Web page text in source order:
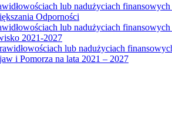
lub nadużyciach
Odporności
lub nadużyciach
2021-2027
lub nadużyciach
i Pomorza na lata 2021 – 2027